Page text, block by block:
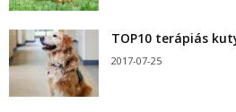
TOP10 terápiás
2017-07-25